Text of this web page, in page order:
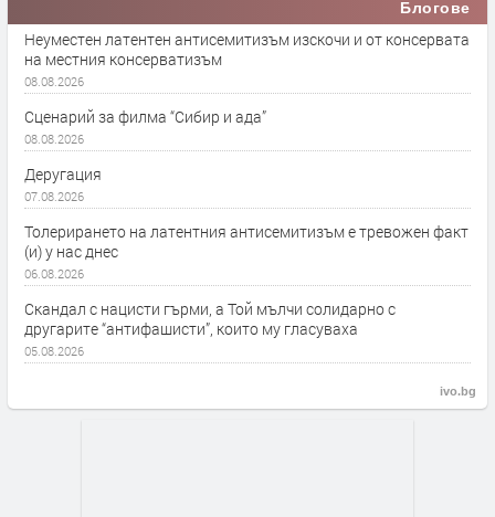
Блогове
Неуместен латентен антисемитизъм изскочи и от консервата
на местния консерватизъм
08.08.2026
Сценарий за филма “Сибир и ада”
08.08.2026
Деругация
07.08.2026
Толерирането на латентния антисемитизъм е тревожен факт
(и) у нас днес
06.08.2026
Скандал с нацисти гърми, а Той мълчи солидарно с
другарите “антифашисти”, които му гласуваха
05.08.2026
ivo.bg